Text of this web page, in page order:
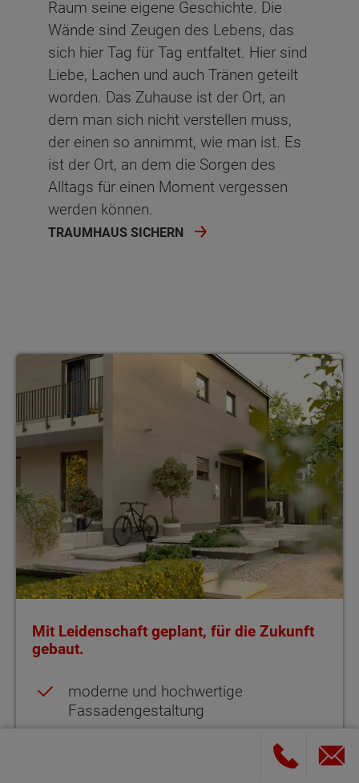
Raum seine eigene Geschichte. Die
Wände sind Zeugen des Lebens, das
sich hier Tag für Tag entfaltet. Hier sind
Liebe, Lachen und auch Tränen geteilt
worden. Das Zuhause ist der Ort, an
dem man sich nicht verstellen muss,
der einen so annimmt, wie man ist. Es
ist der Ort, an dem die Sorgen des
Alltags für einen Moment vergessen
werden können.
TRAUMHAUS SICHERN
Mit Leidenschaft geplant, für die Zukunft
gebaut.
moderne und hochwertige
Fassadengestaltung
Photovoltaikanlage als Indachmontage
Lichtdurchflutete Zimmer auf zwei